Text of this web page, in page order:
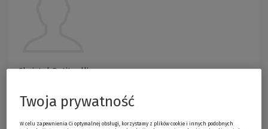
Christel Petitcollin
Twoja prywatność
W celu zapewnienia Ci optymalnej obsługi, korzystamy z plików cookie i innych podobnych